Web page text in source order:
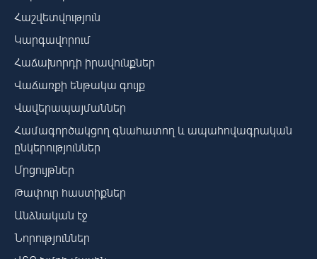
Հաշվետվություն
Կարգավորում
Հաճախորդի իրավունքներ
Վաճառքի ենթակա գույք
Վավերապայմաններ
Համագործակցող գնահատող և ապահովագրական
ընկերություններ
Մրցույթներ
Թափուր հաստիքներ
Անձնական էջ
Նորություններ